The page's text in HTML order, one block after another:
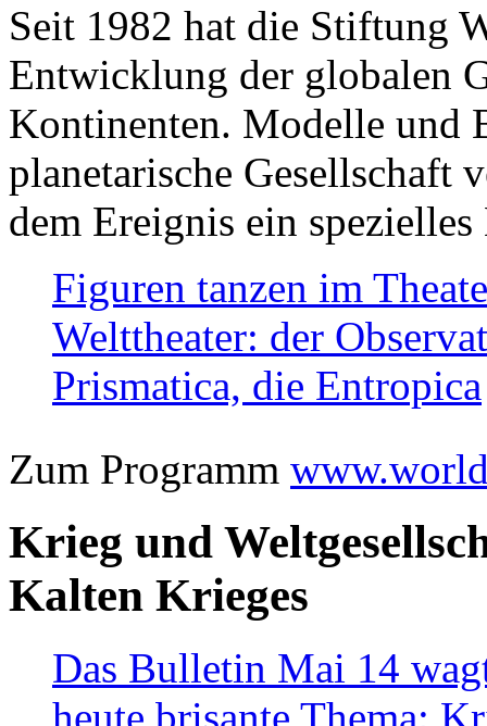
Seit 1982 hat die Stiftung
Entwicklung der globalen
Kontinenten. Modelle und
planetarische Gesellschaft
dem Ereignis ein
Figuren tanzen im
Welttheater: der
Prismatica, die Entropica
Zum Programm
Krieg und
Kalten Krieges
Das Bulletin Mai 14
heute brisante Thema: